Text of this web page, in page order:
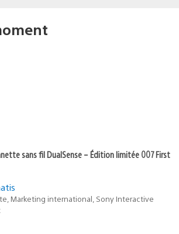
sans fil DualSense – Édition limitée 007 First
Marketing international, Sony Interactive